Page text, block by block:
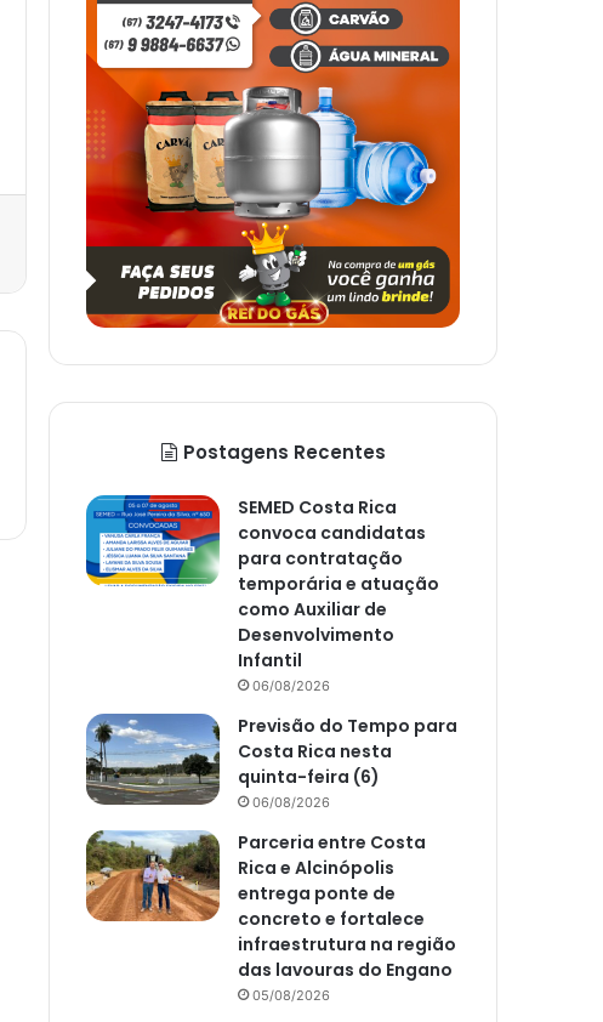
Postagens Recentes
SEMED Costa Rica
convoca candidatas
para contratação
temporária e atuação
como Auxiliar de
Desenvolvimento
Infantil
06/08/2026
Previsão do Tempo para
Costa Rica nesta
quinta-feira (6)
06/08/2026
Parceria entre Costa
Rica e Alcinópolis
entrega ponte de
concreto e fortalece
infraestrutura na região
das lavouras do Engano
05/08/2026